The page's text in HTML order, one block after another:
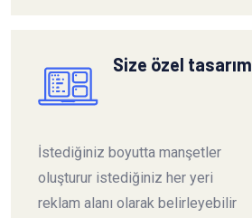
Size özel tasarım
İstediğiniz boyutta manşetler
oluşturur istediğiniz her yeri
reklam alanı olarak belirleyebilir